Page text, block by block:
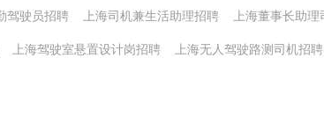
驾驶员招聘 上海司机兼生活助理招聘 上海董事长助
上海驾驶室悬置设计岗招聘 上海无人驾驶路测司机招聘